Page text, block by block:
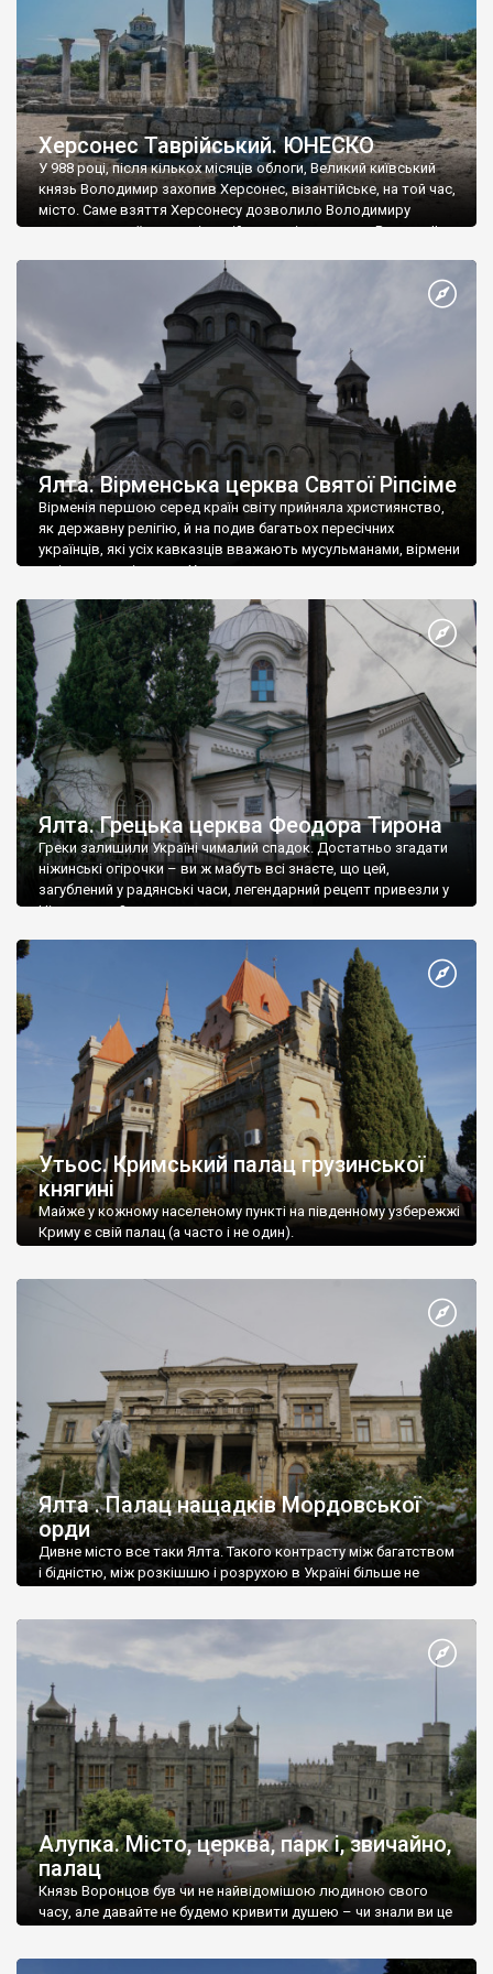
Херсонес Таврійський. ЮНЕСКО
У 988 році, після кількох місяців облоги, Великий київський
князь Володимир захопив Херсонес, візантійське, на той час,
місто. Саме взяття Херсонесу дозволило Володимиру
диктувати свої умови візантійському імператору Василю ІІ, та
Херсонесі Володимир-язичник, став Василем-християнином.
А потім було Хрещення Русі. На честь Херсонесу Таврійського
Ялта. Вірменська церква Святої Ріпсіме
Вірменія першою серед країн світу прийняла християнство,
як державну релігію, й на подив багатьох пересічних
українців, які усіх кавказців вважають мусульманами, вірмени
є відданими вірянами Христа
Ялта. Грецька церква Феодора Тирона
Греки залишили Україні чималий спадок. Достатньо згадати
ніжинські огірочки – ви ж мабуть всі знаєте, що цей,
загублений у радянські часи, легендарний рецепт привезли у
Ніжин греки?
Утьос. Кримський палац грузинської
княгині
Майже у кожному населеному пункті на південному узбережжі
Криму є свій палац (а часто і не один).
Ялта . Палац нащадків Мордовської
орди
Дивне місто все таки Ялта. Такого контрасту між багатством
і бідністю, між розкішшю і розрухою в Україні більше не
Алупка. Місто, церква, парк і, звичайно,
палац
Князь Воронцов був чи не найвідомішою людиною свого
часу, але давайте не будемо кривити душею – чи знали ви це